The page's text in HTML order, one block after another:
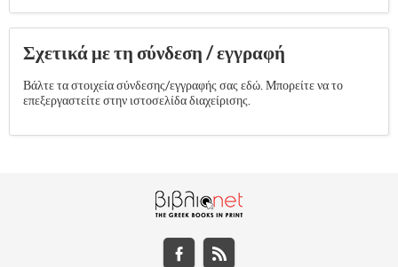
Σχετικά με τη σύνδεση / εγγραφή
Βάλτε τα στοιχεία σύνδεσης/εγγραφής σας εδώ. Μπορείτε να το
επεξεργαστείτε στην ιστοσελίδα διαχείρισης.